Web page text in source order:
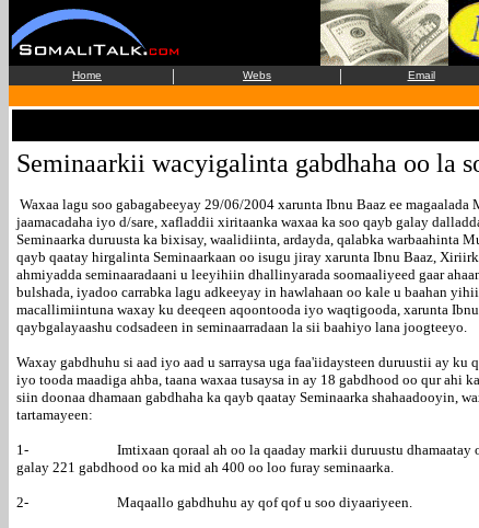
Home | Webs | Email
Seminaarkii wacyigalinta gabdhaha oo la
Waxaa lagu soo gabagabeeyay 29/06/2004 xarunta Ibnu Baaz ee
jaamacadaha iyo d/sare, xafladdii xiritaanka waxaa ka soo qayb galay
Seminaarka duruusta ka bixisay, waalidiinta, ardayda, qalabka warbaahinta
qayb qaatay hirgalinta Seminaarkaan oo isugu jiray xarunta Ibnu Baaz,
ahmiyadda seminaaradaani u leeyihiin dhallinyarada soomaaliyeed gaar
bulshada, iyadoo carrabka lagu adkeeyay in hawlahaan oo kale u baahan
macallimiintuna waxay ku deeqeen aqoontooda iyo waqtigooda, xarunta
qaybgalayaashu codsadeen in seminaarradaan la sii baahiyo lana joogteeyo.
Waxay gabdhuhu si aad iyo aad u sarraysa uga faa'iidaysteen duruustii ay ku
iyo tooda maadiga ahba, taana waxaa tusaysa in ay 18 gabdhood oo qur
siin doonaa dhamaan gabdhaha ka qayb qaatay Seminaarka shahaadooyin,
tartamayeen:
1- Imtixaan qoraal ah oo la qaaday markii duruustu dhamaatay oo
galay 221 gabdhood oo ka mid ah 400 oo loo furay seminaarka.
2- Maqaallo gabdhuhu ay qof qof u soo diyaariyeen.